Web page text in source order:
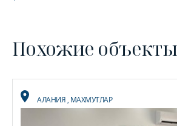
Похожие объекты
АЛАНИЯ, МАХМУТЛАР